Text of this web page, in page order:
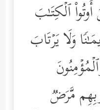
ٱلۡكِتَـٰبَ
وَلَا یَرۡتَابَ
مَّرَضࣱ